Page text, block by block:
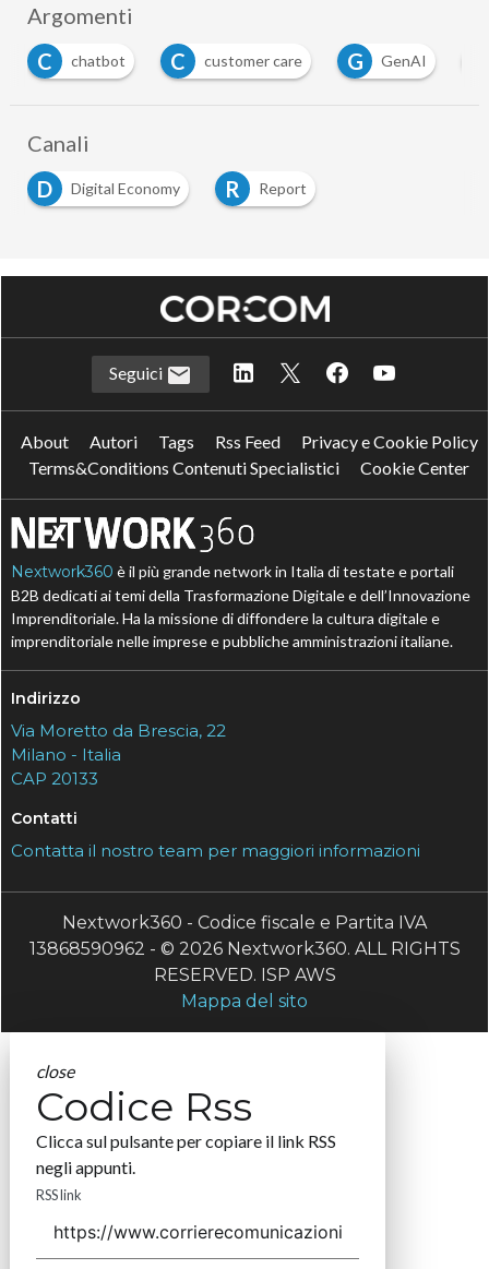
Argomenti
C
chatbot C customer care G GenAI
Canali
D
Digital Economy R Report
Seguici
About Autori Tags Rss Feed
Privacy e Cookie Policy
Terms&Conditions Contenuti Specialistici
Cookie Center
Nextwork360 è il più grande network in Italia di testate e portali
B2B dedicati ai temi della Trasformazione Digitale e dell’Innovazione
Imprenditoriale. Ha la missione di diffondere la cultura digitale e
imprenditoriale nelle imprese e pubbliche amministrazioni italiane.
Indirizzo
Via Moretto da Brescia, 22
Milano - Italia
CAP 20133
Contatti
Contatta il nostro team per maggiori informazioni
Nextwork360 - Codice fiscale e Partita IVA
13868590962 - © 2026 Nextwork360. ALL RIGHTS
RESERVED. ISP AWS
Mappa del sito
close
Codice Rss
Clicca sul pulsante per copiare il link RSS
negli appunti.
RSS link